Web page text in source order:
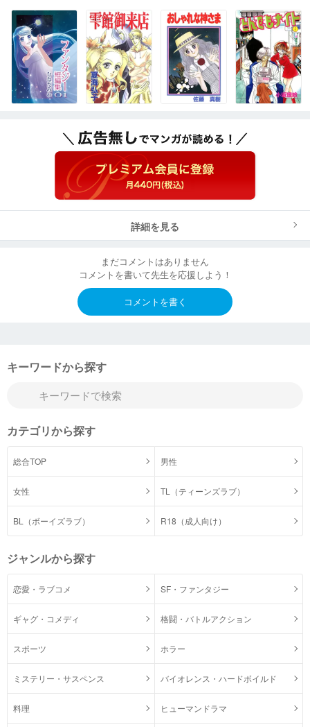
詳細を見る
まだコメントはありません
コメントを書いて先生を応援しよう！
コメントを書く
キーワードから探す
カテゴリから探す
総合TOP 男性
女性 TL（ティーンズラブ）
BL（ボーイズラブ） R18（成人向け）
ジャンルから探す
恋愛・ラブコメ SF・ファンタジー
ギャグ・コメディ 格闘・バトルアクション
スポーツ ホラー
ミステリー・サスペンス バイオレンス・ハードボイルド
料理 ヒューマンドラマ